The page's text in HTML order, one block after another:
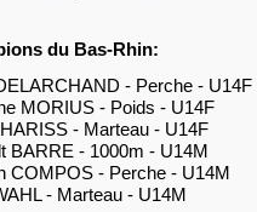
du Bas-Rhin:
- Perche - U14F
MORIUS - Poids - U14F
- Marteau - U14F
BARRE - 1000m - U14M
COMPOS - Perche - U14M
- Marteau - U14M